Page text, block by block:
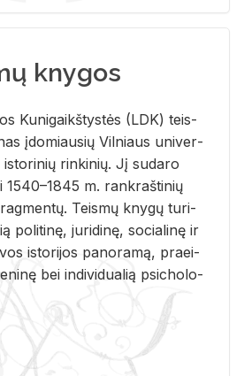
knygos
Ku­ni­gaikš­tys­tės (LDK) teis­
įdo­miau­sių Vil­niaus uni­ver­
rin­ki­nių. Jį su­da­ro
1540–1845 m. rank­raš­ti­nių
Teis­mų kny­gų tu­ri­
po­li­ti­nę, ju­ri­di­nę, so­cia­li­nę ir
is­to­ri­jos pa­no­ra­mą, pra­ei­
bei in­di­vi­dua­lią psi­cho­lo­